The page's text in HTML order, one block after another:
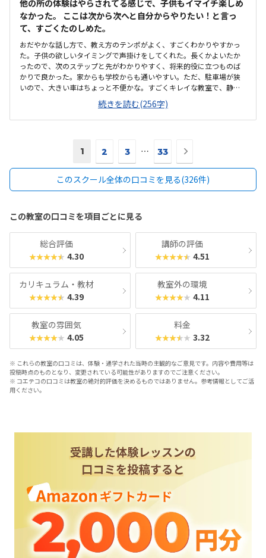
他の所の体験はやらされてる感じで、子供もイマイチ楽しめ
なかった。 ここは次から次へと自分からやりたい！と言っ
て、すごくたのしめた。
おだやかな話し方で、教え方のテンポがよく、すごくわかりやすかっ
た。子供の欲しいタイミングで声掛けをしてくれた。長くかよいたか
ったので、次のステップと先がわかりやすく、将来的役に立つものば
かりで良かった。家からも学校からも通いやすい。ただ、駐車場が狭
いので、大きい車はちょっと不便かな。すごくキレイな教室で、静か
で勉強しやすい環境だった。椅子も机も玄関もキレイだった。先行投
資だと思ってます。ちょっと高め。半年に一回またお金がまとまって
かかるのは、痛いかな。教え方のテンポがちょうどよく、子供がすご
続きを読む(256字)
1 2 3 ⋯ 33
次
ペ
ー
このスクール全体の口コミを見る(326件)
この教室の口コミを項目ごとに見る
総合評価
★★★★★ 4.30
講師の評価
★★★★★ 4.51
カリキュラム・教材
★★★★★ 4.39
教室外の環境
★★★★★ 4.11
教室の雰囲気
★★★★★ 4.05
料金
★★★★★ 3.32
※ これらの教室の口コミは、体験・通学された当時の主観的なご意見です。内容や費用等は
投稿時点のものとなり、変更されている可能性がありますのでご注意ください。
※ コエテコの口コミは教室の絶対的評価を決めるものではありません。参考情報としてご活
用ください。